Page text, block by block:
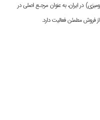
در ایران، به عنوان مرجـع اصلی در
فروش مطمئن فعالیت دارد.